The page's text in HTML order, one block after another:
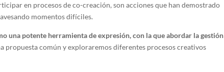
en procesos de co-creación, son acciones que han demostrado
momentos difíciles.
una potente herramienta de expresión, con la que abordar la gestión
propuesta común y exploraremos diferentes procesos creativos